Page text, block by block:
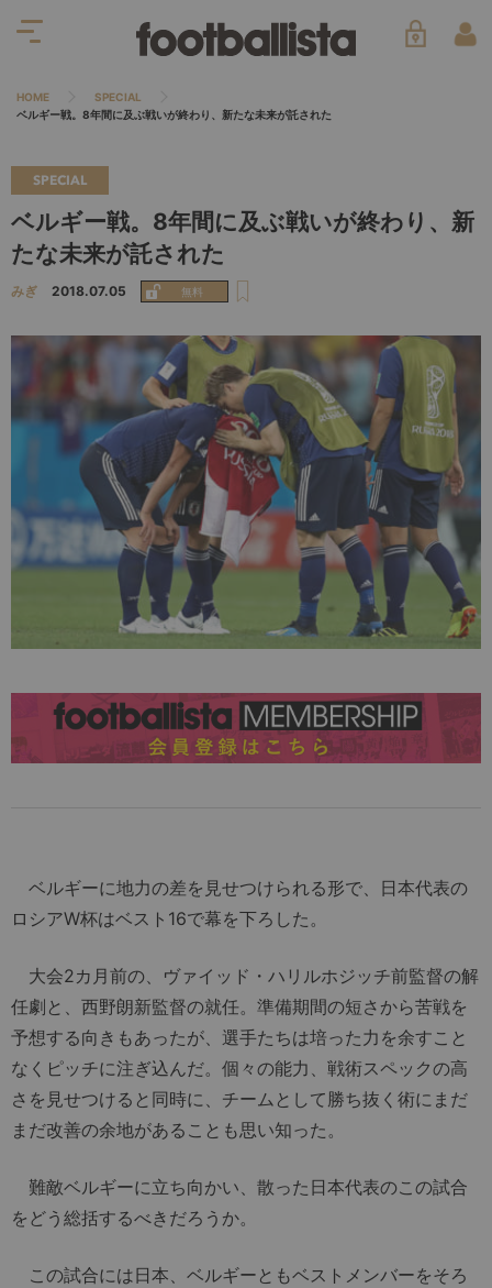
HOME
SPECIAL
ベルギー戦。8年間に及ぶ戦いが終わり、新たな未来が託された
SPECIAL
ベルギー戦。8年間に及ぶ戦いが終わり、新
たな未来が託された
みぎ 2018.07.05
ベルギーに地力の差を見せつけられる形で、日本代表の
ロシアW杯はベスト16で幕を下ろした。
大会2カ月前の、ヴァイッド・ハリルホジッチ前監督の解
任劇と、西野朗新監督の就任。準備期間の短さから苦戦を
予想する向きもあったが、選手たちは培った力を余すこと
なくピッチに注ぎ込んだ。個々の能力、戦術スペックの高
さを見せつけると同時に、チームとして勝ち抜く術にまだ
まだ改善の余地があることも思い知った。
難敵ベルギーに立ち向かい、散った日本代表のこの試合
をどう総括するべきだろうか。
この試合には日本、ベルギーともベストメンバーをそろ